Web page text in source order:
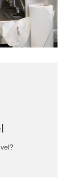
seu